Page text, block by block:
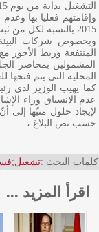
2015 بالنسبة لكل من ثبت توفر الشروط المذكورة فيه بعد الانتهاء من عملية التدقيق.
وبخصوص شركات
المنتفعة وربط الأجور
المشمولين بمحاضر
المحلية التي يتم فتحها للغرض في
كما يهيب الوزير لدى
عدم الانسياق وراء
لإيجاد حلول منبّها إلى
حسب نص البلاغ ،
كلمات البحث :تشغيل;
اقرأ المزيد ...